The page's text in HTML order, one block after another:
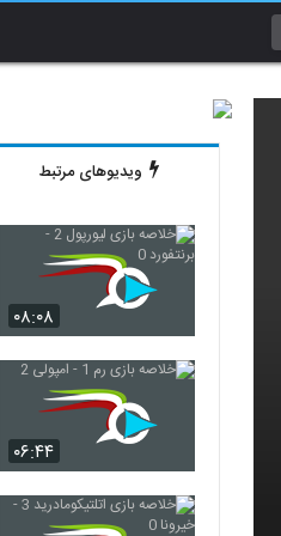
ویدیوهای مرتبط
۰۸:۰۸
۰۶:۴۴